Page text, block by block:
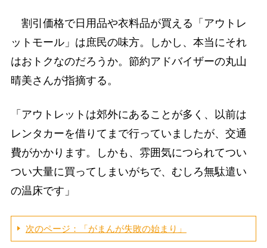
割引価格で日用品や衣料品が買える「アウトレ
ットモール」は庶民の味方。しかし、本当にそれ
はおトクなのだろうか。節約アドバイザーの丸山
晴美さんが指摘する。
「アウトレットは郊外にあることが多く、以前は
レンタカーを借りてまで行っていましたが、交通
費がかかります。しかも、雰囲気につられてつい
つい大量に買ってしまいがちで、むしろ無駄遣い
の温床です」
次のページ：「がまんが失敗の始まり」